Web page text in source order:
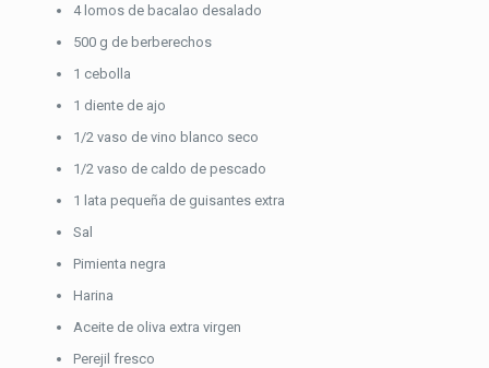
4 lomos de bacalao desalado
500 g de berberechos
1 cebolla
1 diente de ajo
1/2 vaso de vino blanco seco
1/2 vaso de caldo de pescado
1 lata pequeña de guisantes extra
Sal
Pimienta negra
Harina
Aceite de oliva extra virgen
Perejil fresco